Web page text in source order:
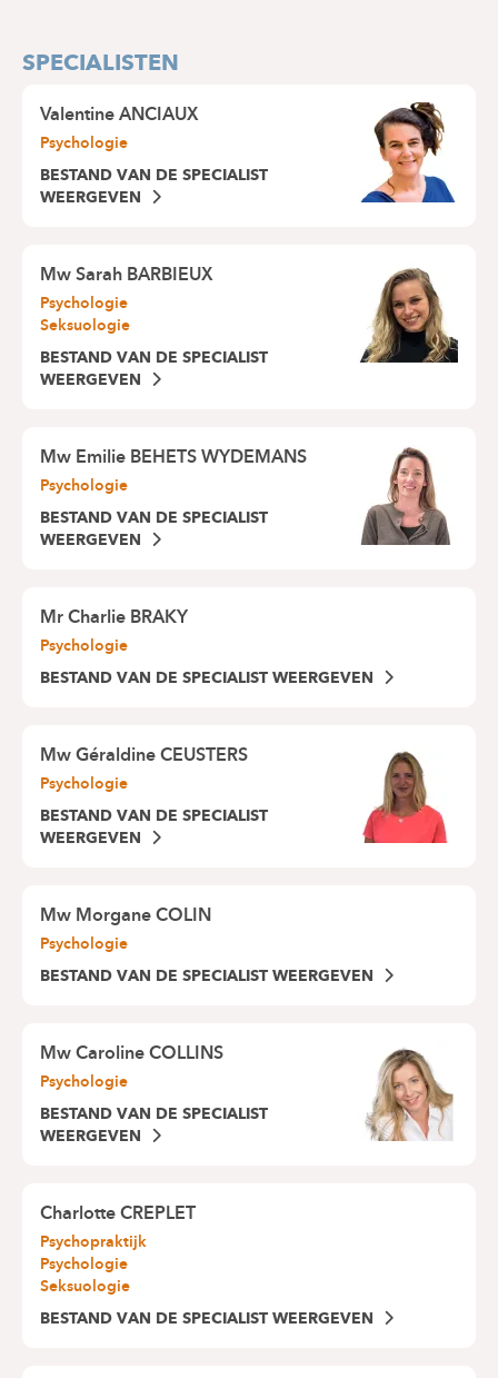
SPECIALISTEN
Valentine ANCIAUX
Psychologie
BESTAND VAN DE SPECIALIST
WEERGEVEN
MwSarah BARBIEUX
Psychologie
Seksuologie
BESTAND VAN DE SPECIALIST
WEERGEVEN
MwEmilie BEHETS WYDEMANS
Psychologie
BESTAND VAN DE SPECIALIST
WEERGEVEN
MrCharlie BRAKY
Psychologie
BESTAND VAN DE SPECIALIST WEERGEVEN
MwGéraldine CEUSTERS
Psychologie
BESTAND VAN DE SPECIALIST
WEERGEVEN
MwMorgane COLIN
Psychologie
BESTAND VAN DE SPECIALIST WEERGEVEN
MwCaroline COLLINS
Psychologie
BESTAND VAN DE SPECIALIST
WEERGEVEN
Charlotte CREPLET
Psychopraktijk
Psychologie
Seksuologie
BESTAND VAN DE SPECIALIST WEERGEVEN